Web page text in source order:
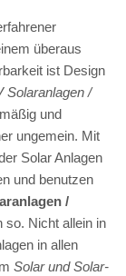
überaus
ist Design
Solaranlagen /
und
ungemein. Mit
Solar Anlagen
und benutzen
/
so. Nicht allein in
in allen
Solar und Solar-